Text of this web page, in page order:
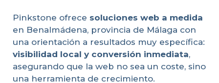
Pinkstone ofrece soluciones web a medida
en Benalmádena, provincia de Málaga con
una orientación a resultados muy específica:
visibilidad local y conversión inmediata,
asegurando que la web no sea un coste, sino
una herramienta de crecimiento.